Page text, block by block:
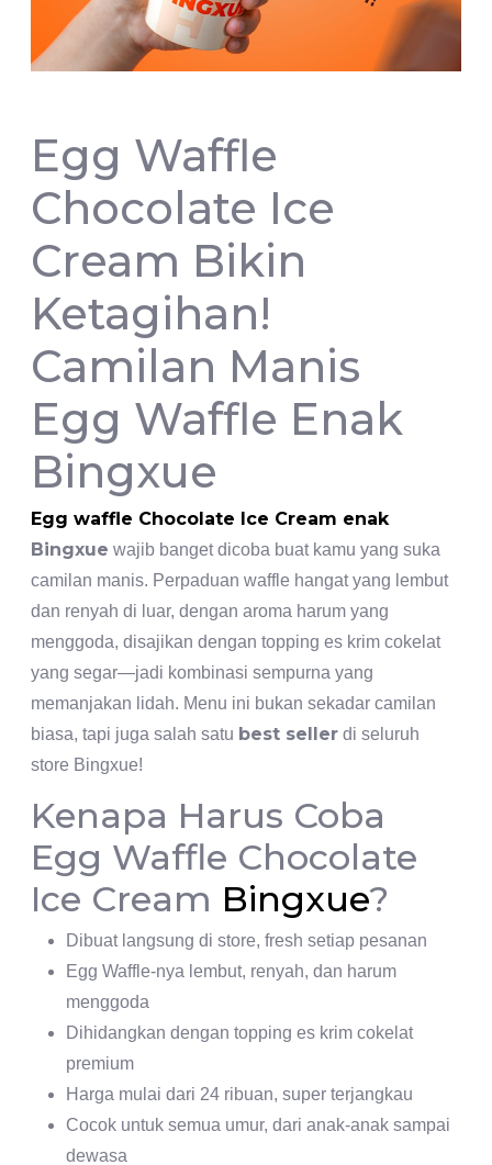
Egg Waffle
Chocolate Ice
Cream Bikin
Ketagihan!
Camilan Manis
Egg Waffle Enak
Bingxue
Egg waffle Chocolate Ice Cream enak
Bingxue wajib banget dicoba buat kamu yang suka
camilan manis. Perpaduan waffle hangat yang lembut
dan renyah di luar, dengan aroma harum yang
menggoda, disajikan dengan topping es krim cokelat
yang segar—jadi kombinasi sempurna yang
memanjakan lidah. Menu ini bukan sekadar camilan
biasa, tapi juga salah satu best seller di seluruh
store Bingxue!
Kenapa Harus Coba
Egg Waffle Chocolate
Ice Cream Bingxue?
Dibuat langsung di store, fresh setiap pesanan
Egg Waffle-nya lembut, renyah, dan harum
menggoda
Dihidangkan dengan topping es krim cokelat
premium
Harga mulai dari 24 ribuan, super terjangkau
Cocok untuk semua umur, dari anak-anak sampai
dewasa